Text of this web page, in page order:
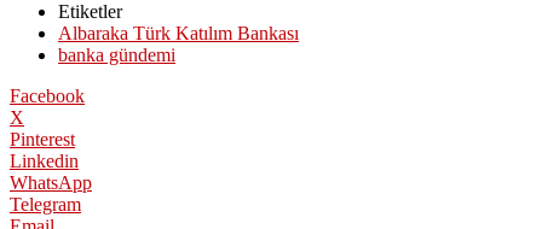
Etiketler
Albaraka Türk Katılım Bankası
banka gündemi
Facebook
X
Pinterest
Linkedin
WhatsApp
Telegram